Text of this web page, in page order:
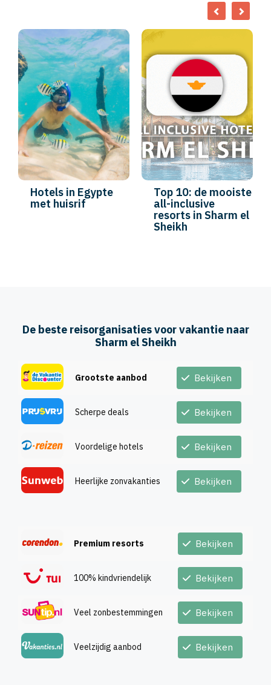
Hotels in Egypte
met huisrif
Top 10: de mooiste
all-inclusive
resorts in Sharm el
Sheikh
De beste reisorganisaties voor vakantie naar
Sharm el Sheikh
Grootste aanbod Bekijken
Scherpe deals Bekijken
Voordelige hotels Bekijken
Heerlijke zonvakanties Bekijken
Premium resorts Bekijken
100% kindvriendelijk Bekijken
Veel zonbestemmingen Bekijken
Veelzijdig aanbod Bekijken